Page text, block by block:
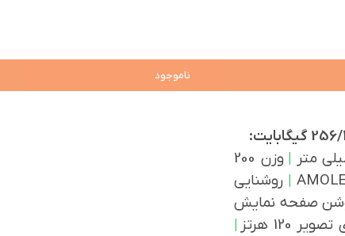
ناموجود
|
وزن 200
| روشنایی
صفحه نمایش
120 هرتز
|